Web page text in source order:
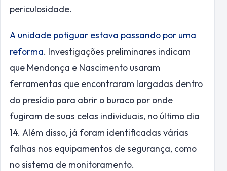
periculosidade.
A unidade potiguar estava passando por uma
reforma. Investigações preliminares indicam
que Mendonça e Nascimento usaram
ferramentas que encontraram largadas dentro
do presídio para abrir o buraco por onde
fugiram de suas celas individuais, no último dia
14. Além disso, já foram identificadas várias
falhas nos equipamentos de segurança, como
no sistema de monitoramento.